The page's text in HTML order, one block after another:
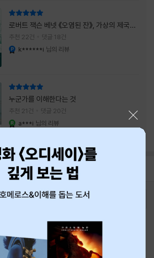
로버트 잭슨 베넷 《오염된 잔》, 가상의 제국이
주는 실감과 미스터리 사건의 치밀함이 이루어
내는 최상의 시너지...
추천 22건 댓글 18건
k******i 님의 리뷰
누군가를 이해한다는 것
추천 21건 댓글 20건
a***i 님의 리뷰
내
최근 본 상품
티켓 1544-6399
중고샵 1566-4295
eBook 1:1문의/채팅상담
예스이십사(주) 사업자 정보